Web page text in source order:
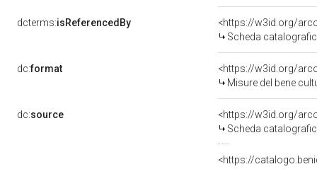
dcterms:isReferencedBy
<https://w3id.org/
Scheda
dc:format
<https://w3id.org/
Misure del bene
dc:source
<https://w3id.org/
Scheda
<https://